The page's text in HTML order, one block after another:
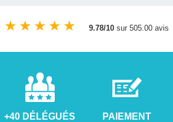
★ ★ ★ ★ ★ 9.78/10 sur 505.00 avis
+40 DÉLÉGUÉS PAIEMENT